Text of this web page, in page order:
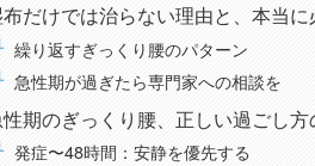
だけでは治らない理由と、本当に
繰り返すぎっくり腰のパターン
急性期が過ぎたら専門家への相談を
期のぎっくり腰、正しい過ごし方
発症〜48時間：安静を優先する